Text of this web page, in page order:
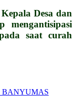
Desa dan
mengantisipasi
saat curah
BANYUMAS